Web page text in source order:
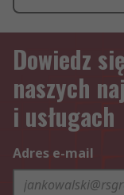
Dowiedz
naszych
i usługach
Adres e-mail